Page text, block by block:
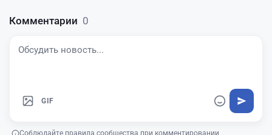
Комментарии 0
GIF